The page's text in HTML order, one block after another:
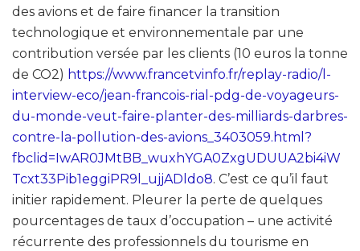
des avions et de faire financer la transition
technologique et environnementale par une
contribution versée par les clients (10 euros la tonne
de CO2) https://www.francetvinfo.fr/replay-radio/l-
interview-eco/jean-francois-rial-pdg-de-voyageurs-
du-monde-veut-faire-planter-des-milliards-darbres-
contre-la-pollution-des-avions_3403059.html?
fbclid=IwAR0JMtBB_wuxhYGA0ZxgUDUUA2bi4iW
Tcxt33Pib1eggiPR9l_ujjADldo8. C’est ce qu’il faut
initier rapidement. Pleurer la perte de quelques
pourcentages de taux d’occupation – une activité
récurrente des professionnels du tourisme en